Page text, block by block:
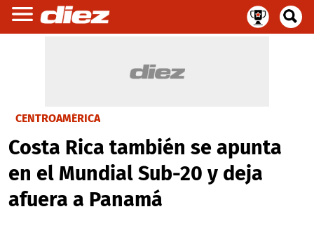
CENTROAMÉRICA
Costa Rica también se apunta
en el Mundial Sub-20 y deja
afuera a Panamá